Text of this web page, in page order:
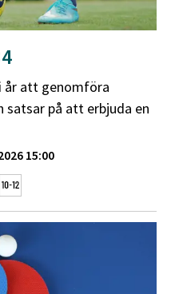
år att genomföra
satsar på att erbjuda en
15:00